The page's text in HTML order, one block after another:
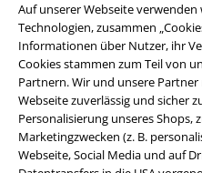
Auf unserer Webseite
Technologien, zusammen
Informationen über Nutzer, ihr
Cookies stammen zum Teil von
Partnern. Wir und unsere
Webseite zuverlässig und sicher
Personalisierung unseres Shops,
Marketingzwecken (z. B.
Webseite, Social Media und auf
Lade dir jetzt kostenlos unsere
die vielen neuen